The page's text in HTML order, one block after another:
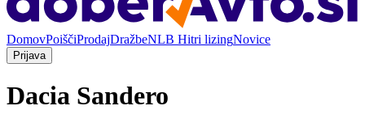
DomovPoiščiProdajDražbeNLB Hitri lizingNovice
Prijava
Dacia Sandero